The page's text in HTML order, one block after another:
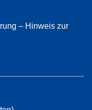
– Hinweis zur